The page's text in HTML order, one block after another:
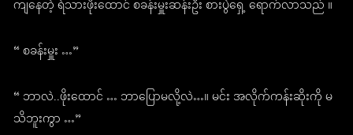
ကျနေတဲ့ ရဲသားဖိုးထောင် စခန်းမှူးဆန်းဦး စားပွဲရှေ့ ရောက်လာသည် ။
“ စခန်းမှူး …”
“ ဘာလဲ..ဖိုးထောင် … ဘာပြောမလို့လဲ…။ မင်း အလိုက်ကန်းဆိုးကို မ
သိဘူးကွာ …”